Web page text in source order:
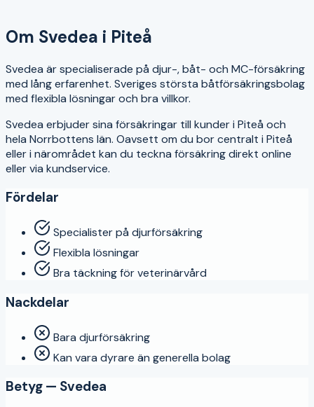
Om Svedea i Piteå
Svedea är specialiserade på djur-, båt- och MC-försäkring
med lång erfarenhet. Sveriges största båtförsäkringsbolag
med flexibla lösningar och bra villkor.
Svedea erbjuder sina försäkringar till kunder i Piteå och
hela Norrbottens län. Oavsett om du bor centralt i Piteå
eller i närområdet kan du teckna försäkring direkt online
eller via kundservice.
Fördelar
Specialister på djurförsäkring
Flexibla lösningar
Bra täckning för veterinärvård
Nackdelar
Bara djurförsäkring
Kan vara dyrare än generella bolag
Betyg — Svedea